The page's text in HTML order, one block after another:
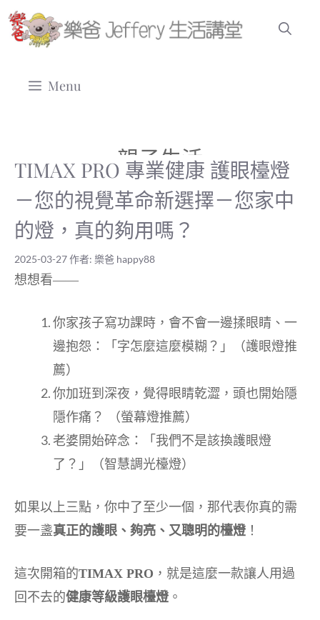
跳
至
Menu
親子生活
TIMAX PRO 專業健康 護眼檯燈
－您的視覺革命新選擇－您家中
的燈，真的夠用嗎？
2025-03-27作者: 樂爸 happy88
想想看——
你家孩子寫功課時，會不會一邊揉眼睛、一
邊抱怨：「字怎麼這麼模糊？」（護眼燈推
薦）
你加班到深夜，覺得眼睛乾澀，頭也開始隱
隱作痛？ （螢幕燈推薦）
老婆開始碎念：「我們不是該換護眼燈
了？」（智慧調光檯燈）
如果以上三點，你中了至少一個，那代表你真的需
要一盞真正的護眼、夠亮、又聰明的檯燈！
這次開箱的TIMAX PRO ，就是這麼一款讓人用過
回不去的健康等級護眼檯燈。